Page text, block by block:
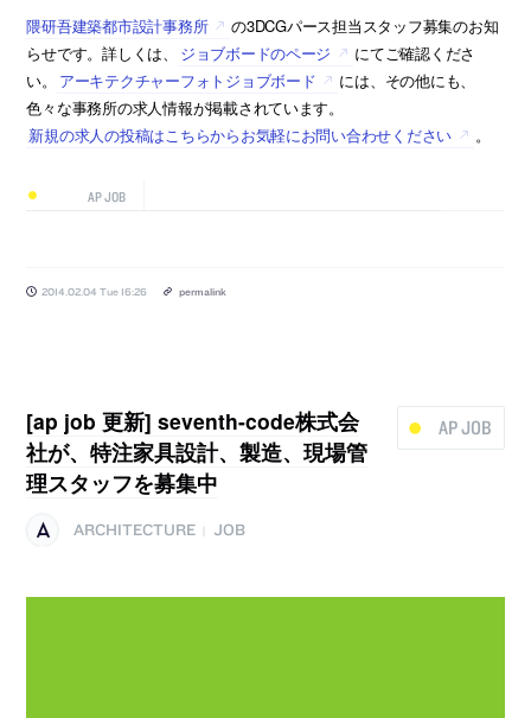
隈研吾建築都市設計事務所
の3DCGパース担当スタッフ募集のお知
らせです。詳しくは、
ジョブボードのページ
にてご確認くださ
い。
アーキテクチャーフォトジョブボード
には、その他にも、
色々な事務所の求人情報が掲載されています。
新規の求人の投稿はこちらからお気軽にお問い合わせください
。
AP JOB
2014.02.04 Tue 16:26 permalink
AP JOB
[ap job 更新] seventh-code株式会
社が、特注家具設計、製造、現場管
理スタッフを募集中
ARCHITECTURE JOB